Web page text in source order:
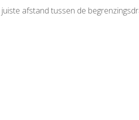
afstand tussen de